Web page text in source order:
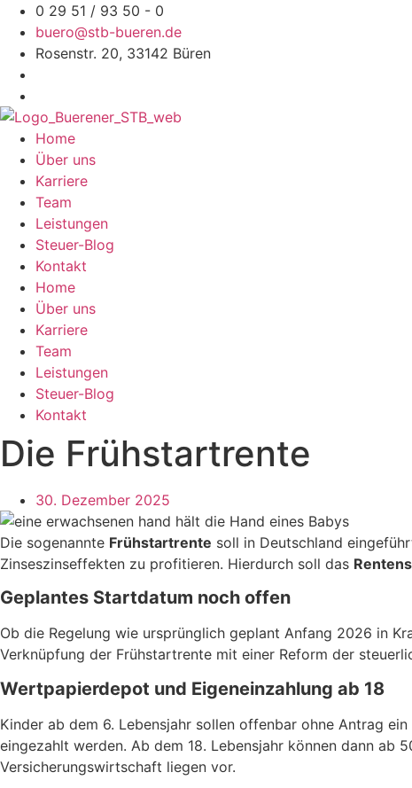
Zum
Inhalt
springen
0 29 51 / 93 50 - 0
buero@stb-bueren.de
Rosenstr. 20, 33142 Büren
Home
Über uns
Karriere
Team
Leistungen
Steuer-Blog
Kontakt
Home
Über uns
Karriere
Team
Leistungen
Steuer-Blog
Kontakt
Die Frühstartrente
30. Dezember 2025
Die sogenannte Frühstartrente soll in Deutschland
Zinseszinseffekten zu profitieren. Hierdurch soll das
Geplantes Startdatum noch offen
Ob die Regelung wie ursprünglich geplant Anfang 2026 in
Verknüpfung der Frühstartrente mit einer Reform der
Wertpapierdepot und Eigeneinzahlung ab 18
Kinder ab dem 6. Lebensjahr sollen offenbar ohne Antrag
eingezahlt werden. Ab dem 18. Lebensjahr können dann ab
Versicherungswirtschaft liegen vor.